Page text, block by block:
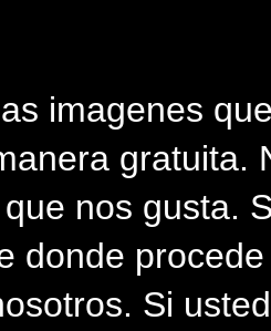
imagenes
gratuita.
nos gusta.
donde
Si